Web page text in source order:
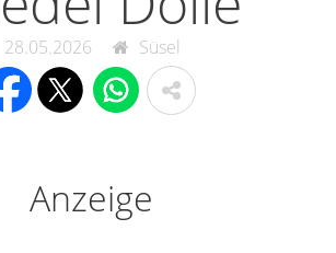
28.05.2026 Süsel
Anzeige